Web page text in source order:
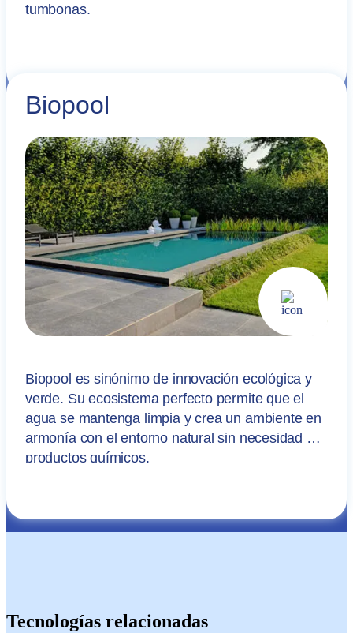
tumbonas.
Biopool
Biopool es sinónimo de innovación ecológica y
verde. Su ecosistema perfecto permite que el
agua se mantenga limpia y crea un ambiente en
armonía con el entorno natural sin necesidad de
productos químicos.
Tecnologías relacionadas